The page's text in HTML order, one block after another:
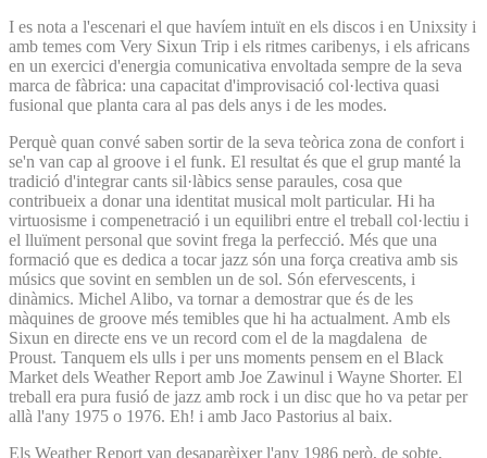
I es nota a l'escenari el que havíem intuït en els discos i en Unixsity i
amb temes com Very Sixun Trip i els ritmes caribenys, i els africans
en un exercici d'energia comunicativa envoltada sempre de la seva
marca de fàbrica: una capacitat d'improvisació col·lectiva quasi
fusional que planta cara al pas dels anys i de les modes.
Perquè quan convé saben sortir de la seva teòrica zona de confort i
se'n van cap al groove i el funk. El resultat és que el grup manté la
tradició d'integrar cants sil·làbics sense paraules, cosa que
contribueix a donar una identitat musical molt particular. Hi ha
virtuosisme i compenetració i un equilibri entre el treball col·lectiu i
el lluïment personal que sovint frega la perfecció. Més que una
formació que es dedica a tocar jazz són una força creativa amb sis
músics que sovint en semblen un de sol. Són efervescents, i
dinàmics. Michel Alibo, va tornar a demostrar que és de les
màquines de groove més temibles que hi ha actualment. Amb els
Sixun en directe ens ve un record com el de la magdalena de
Proust. Tanquem els ulls i per uns moments pensem en el Black
Market dels Weather Report amb Joe Zawinul i Wayne Shorter. El
treball era pura fusió de jazz amb rock i un disc que ho va petar per
allà l'any 1975 o 1976. Eh! i amb Jaco Pastorius al baix.
Els Weather Report van desaparèixer l'any 1986 però, de sobte,